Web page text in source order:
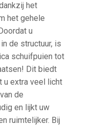
het
het gehele
u
de structuur, is
schuifpuien tot
Dit biedt
u extra veel licht
de
en lijkt uw
ruimtelijker. Bij